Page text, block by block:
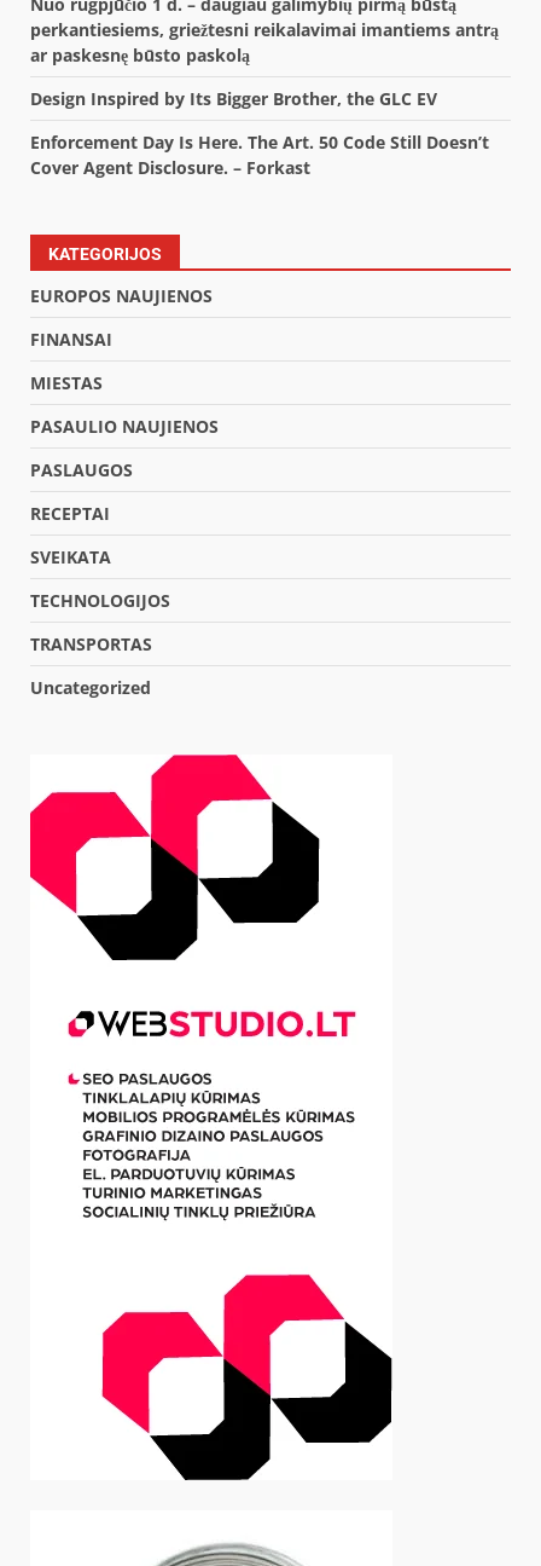
perkantiesiems, griežtesni reikalavimai imantiems antrą
ar paskesnę būsto paskolą
Design Inspired by Its Bigger Brother, the GLC EV
Enforcement Day Is Here. The Art. 50 Code Still Doesn’t
Cover Agent Disclosure. – Forkast
KATEGORIJOS
EUROPOS NAUJIENOS
FINANSAI
MIESTAS
PASAULIO NAUJIENOS
PASLAUGOS
RECEPTAI
SVEIKATA
TECHNOLOGIJOS
TRANSPORTAS
Uncategorized